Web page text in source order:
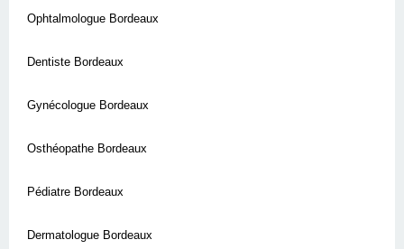
Ophtalmologue Bordeaux
Dentiste Bordeaux
Gynécologue Bordeaux
Osthéopathe Bordeaux
Pédiatre Bordeaux
Dermatologue Bordeaux